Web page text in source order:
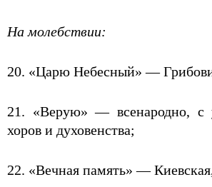
На молебствии:
20. «Царю Небесный» —
21. «Верую» — всенародно, с
хоров и духовенства;
22. «Вечная память» —